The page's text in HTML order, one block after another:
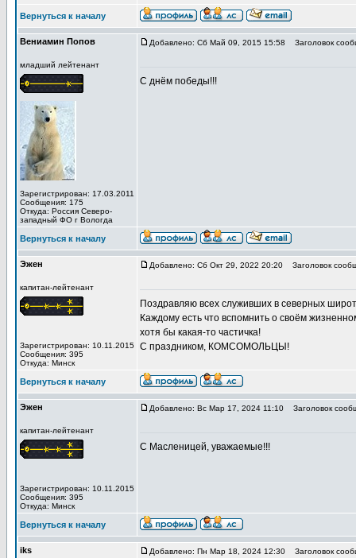
Вернуться к началу
Вениамин Попов
младший лейтенант
Зарегистрирован: 17.03.2011
Сообщения: 175
Откуда: Россия Северо-
западный ФО г Вологда
Добавлено: Сб Май 09, 2015 15:58 Заголовок
С днём победы!!!
Вернуться к началу
Эжен
капитан-лейтенант
Зарегистрирован: 10.11.2015
Сообщения: 395
Откуда: Минск
Добавлено: Сб Окт 29, 2022 20:20 Заголовок
Поздравляю всех служивших в северных
Каждому есть что вспомнить о своём
хотя бы какая-то частичка!
С праздником, КОМСОМОЛЬЦЫ!
Вернуться к началу
Эжен
капитан-лейтенант
Зарегистрирован: 10.11.2015
Сообщения: 395
Откуда: Минск
Добавлено: Вс Мар 17, 2024 11:10 Заголовок
С Масленицей, уважаемые!!!
Вернуться к началу
iks Добавлено: Пн Мар 18, 2024 12:30 Заголовок